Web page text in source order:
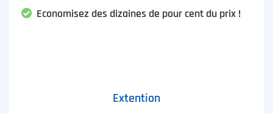
Economisez des dizaines de pour cent du prix !
Extention